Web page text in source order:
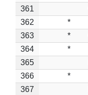
361
362
*
363
*
364
*
365
366
*
367